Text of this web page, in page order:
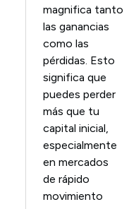
magnifica tanto
las ganancias
como las
pérdidas. Esto
significa que
puedes perder
más que tu
capital inicial,
especialmente
en mercados
de rápido
movimiento